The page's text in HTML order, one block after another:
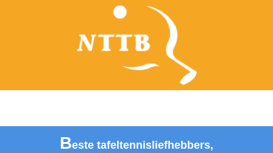
Beste tafeltennisliefhebbers,